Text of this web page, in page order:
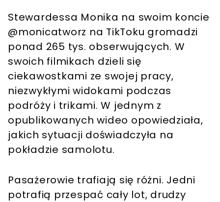
Stewardessa Monika na swoim koncie
@monicatworz na TikToku gromadzi
ponad 265 tys. obserwujących. W
swoich filmikach dzieli się
ciekawostkami ze swojej pracy,
niezwykłymi widokami podczas
podróży i trikami. W jednym z
opublikowanych wideo opowiedziała,
jakich sytuacji doświadczyła na
pokładzie samolotu.
Pasażerowie trafiają się różni. Jedni
potrafią przespać cały lot, drudzy